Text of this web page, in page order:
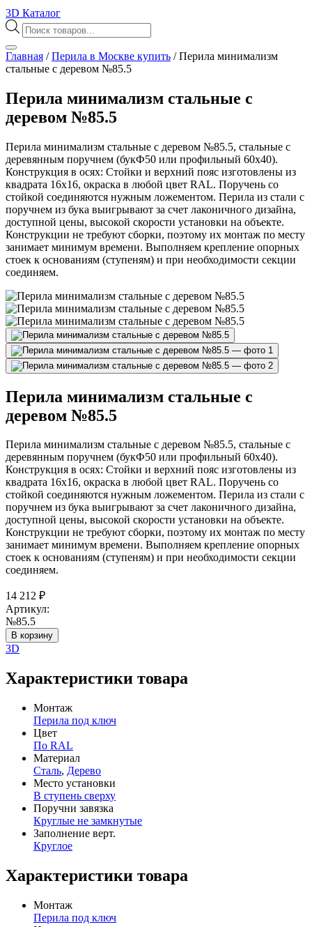
3D Каталог
Поиск
товаров
Главная /Перила в Москве купить /Перила минимализм
стальные с деревом №85.5
Перила минимализм стальные с
деревом №85.5
Перила минимализм стальные с деревом №85.5, стальные с
деревянным поручнем (букФ50 или профильный 60х40).
Конструкция в осях: Стойки и верхний пояс изготовлены из
квадрата 16х16, окраска в любой цвет RAL. Поручень со
стойкой соединяются нужным ложементом. Перила из стали с
поручнем из бука выигрывают за счет лаконичного дизайна,
доступной цены, высокой скорости установки на объекте.
Конструкции не требуют сборки, поэтому их монтаж по месту
занимает минимум времени. Выполняем крепление опорных
стоек к основаниям (ступеням) и при необходимости секции
соединяем.
Перила минимализм стальные с
деревом №85.5
Перила минимализм стальные с деревом №85.5, стальные с
деревянным поручнем (букФ50 или профильный 60х40).
Конструкция в осях: Стойки и верхний пояс изготовлены из
квадрата 16х16, окраска в любой цвет RAL. Поручень со
стойкой соединяются нужным ложементом. Перила из стали с
поручнем из бука выигрывают за счет лаконичного дизайна,
доступной цены, высокой скорости установки на объекте.
Конструкции не требуют сборки, поэтому их монтаж по месту
занимает минимум времени. Выполняем крепление опорных
стоек к основаниям (ступеням) и при необходимости секции
соединяем.
14 212 ₽
Артикул:
№85.5
В корзину
3D
Характеристики товара
Монтаж
Перила под ключ
Цвет
По RAL
Материал
Сталь, Дерево
Место установки
В ступень сверху
Поручни завязка
Круглые не замкнутые
Заполнение верт.
Круглое
Характеристики товара
Монтаж
Перила под ключ